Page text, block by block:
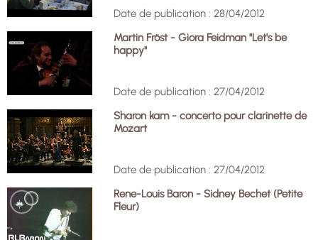
Date de publication : 28/04/2012
Martin Fröst - Giora Feidman "Let's be
happy"
Date de publication : 27/04/2012
Sharon kam - concerto pour clarinette de
Mozart
Date de publication : 27/04/2012
Rene-Louis Baron - Sidney Bechet (Petite
Fleur)